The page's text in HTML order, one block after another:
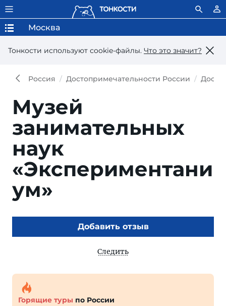
Тонкости используют сookie-файлы. Что это значит?
Москва
Россия Достопримечательности России
Музей
занимательных
наук
«Экспериментани
ум»
Добавить отзыв
Следить
Горящие туры по России